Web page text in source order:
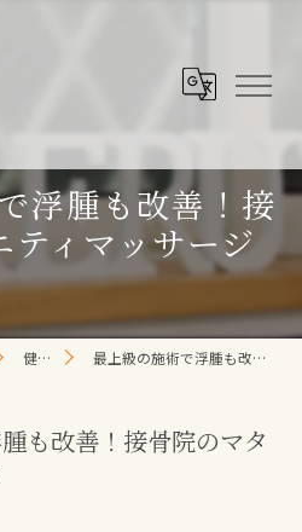
浮腫も改善！接
ィマッサージ
健康コラム 最上級の施術で浮腫も改善！接骨院のマタニティマッサージ
も改善！接骨院のマタ